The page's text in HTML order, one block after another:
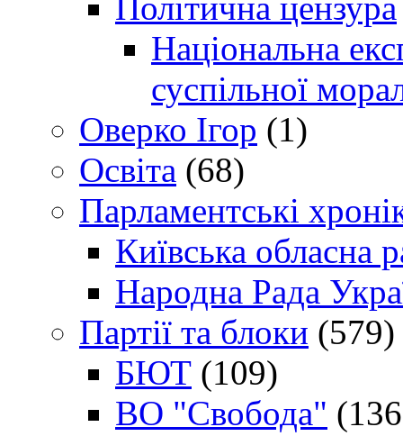
Національна
суспільної
Оверко Ігор (1)
Освіта (68)
Парламентські
Київська обласна
Народна Рада
Партії та блоки (579)
БЮТ (109)
ВО "Свобода"